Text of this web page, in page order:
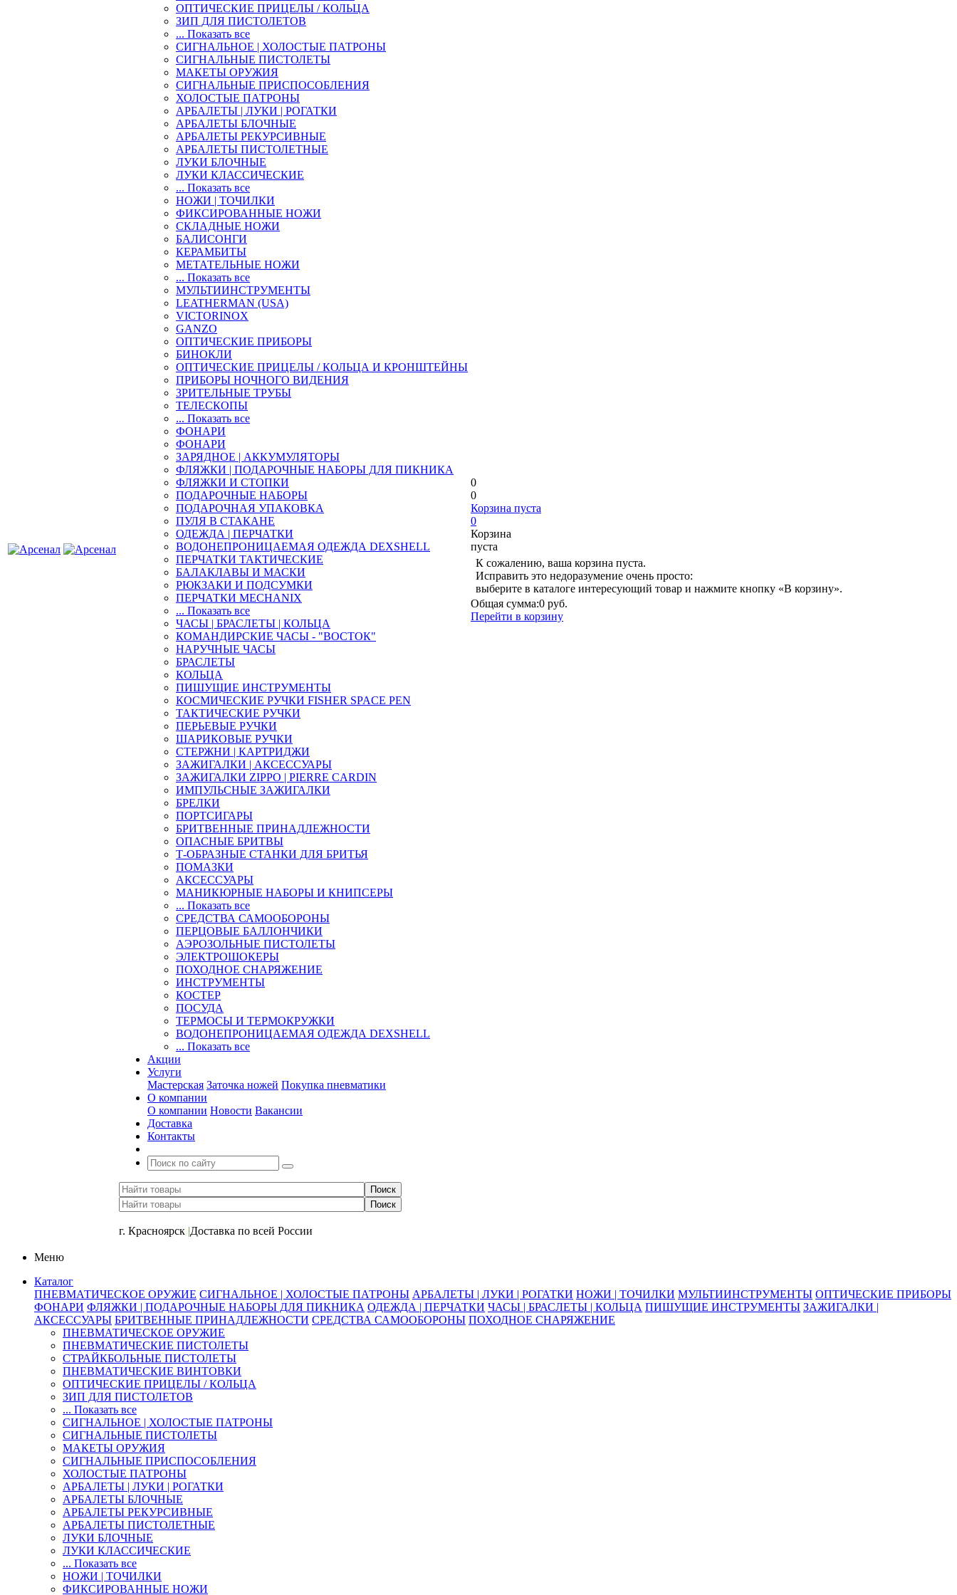
ОПТИЧЕСКИЕ ПРИЦЕЛЫ / КОЛЬЦА
ЗИП ДЛЯ ПИСТОЛЕТОВ
... Показать все
СИГНАЛЬНОЕ | ХОЛОСТЫЕ ПАТРОНЫ
СИГНАЛЬНЫЕ ПИСТОЛЕТЫ
МАКЕТЫ ОРУЖИЯ
СИГНАЛЬНЫЕ ПРИСПОСОБЛЕНИЯ
ХОЛОСТЫЕ ПАТРОНЫ
АРБАЛЕТЫ | ЛУКИ | РОГАТКИ
АРБАЛЕТЫ БЛОЧНЫЕ
АРБАЛЕТЫ РЕКУРСИВНЫЕ
АРБАЛЕТЫ ПИСТОЛЕТНЫЕ
ЛУКИ БЛОЧНЫЕ
ЛУКИ КЛАССИЧЕСКИЕ
... Показать все
НОЖИ | ТОЧИЛКИ
ФИКСИРОВАННЫЕ НОЖИ
СКЛАДНЫЕ НОЖИ
БАЛИСОНГИ
КЕРАМБИТЫ
МЕТАТЕЛЬНЫЕ НОЖИ
... Показать все
МУЛЬТИИНСТРУМЕНТЫ
LEATHERMAN (USA)
VICTORINOX
GANZO
ОПТИЧЕСКИЕ ПРИБОРЫ
БИНОКЛИ
ОПТИЧЕСКИЕ ПРИЦЕЛЫ / КОЛЬЦА И КРОНШТЕЙНЫ
ПРИБОРЫ НОЧНОГО ВИДЕНИЯ
ЗРИТЕЛЬНЫЕ ТРУБЫ
ТЕЛЕСКОПЫ
... Показать все
ФОНАРИ
ФОНАРИ
ЗАРЯДНОЕ | АККУМУЛЯТОРЫ
ФЛЯЖКИ | ПОДАРОЧНЫЕ НАБОРЫ ДЛЯ ПИКНИКА
ФЛЯЖКИ И СТОПКИ
ПОДАРОЧНЫЕ НАБОРЫ
ПОДАРОЧНАЯ УПАКОВКА
ПУЛЯ В СТАКАНЕ
ОДЕЖДА | ПЕРЧАТКИ
ВОДОНЕПРОНИЦАЕМАЯ ОДЕЖДА DEXSHELL
ПЕРЧАТКИ ТАКТИЧЕСКИЕ
БАЛАКЛАВЫ И МАСКИ
РЮКЗАКИ И ПОДСУМКИ
ПЕРЧАТКИ MECHANIX
... Показать все
ЧАСЫ | БРАСЛЕТЫ | КОЛЬЦА
КОМАНДИРСКИЕ ЧАСЫ - "ВОСТОК"
НАРУЧНЫЕ ЧАСЫ
БРАСЛЕТЫ
КОЛЬЦА
ПИШУЩИЕ ИНСТРУМЕНТЫ
КОСМИЧЕСКИЕ РУЧКИ FISHER SPACE PEN
ТАКТИЧЕСКИЕ РУЧКИ
ПЕРЬЕВЫЕ РУЧКИ
ШАРИКОВЫЕ РУЧКИ
СТЕРЖНИ | КАРТРИДЖИ
ЗАЖИГАЛКИ | АКСЕССУАРЫ
ЗАЖИГАЛКИ ZIPPO | PIERRE CARDIN
ИМПУЛЬСНЫЕ ЗАЖИГАЛКИ
БРЕЛКИ
ПОРТСИГАРЫ
БРИТВЕННЫЕ ПРИНАДЛЕЖНОСТИ
ОПАСНЫЕ БРИТВЫ
Т-ОБРАЗНЫЕ СТАНКИ ДЛЯ БРИТЬЯ
ПОМАЗКИ
АКСЕССУАРЫ
МАНИКЮРНЫЕ НАБОРЫ И КНИПСЕРЫ
... Показать все
СРЕДСТВА САМООБОРОНЫ
ПЕРЦОВЫЕ БАЛЛОНЧИКИ
АЭРОЗОЛЬНЫЕ ПИСТОЛЕТЫ
ЭЛЕКТРОШОКЕРЫ
ПОХОДНОЕ СНАРЯЖЕНИЕ
ИНСТРУМЕНТЫ
КОСТЕР
ПОСУДА
ТЕРМОСЫ И ТЕРМОКРУЖКИ
ВОДОНЕПРОНИЦАЕМАЯ ОДЕЖДА DEXSHELL
... Показать все
Акции
Услуги
Мастерская Заточка ножей Покупка пневматики
О компании
О компании Новости Вакансии
Доставка
Контакты
г. Красноярск |Доставка по всей России
0
0
Корзина пуста
0
Корзина
пуста
К сожалению, ваша корзина пуста.
Исправить это недоразумение очень просто:
выберите в каталоге интересующий товар и нажмите кнопку «В корзину».
Общая сумма:0 руб.
Перейти в корзину
Меню
Каталог
ПНЕВМАТИЧЕСКОЕ ОРУЖИЕ СИГНАЛЬНОЕ | ХОЛОСТЫЕ ПАТРОНЫ АРБАЛЕТЫ | ЛУКИ | РОГАТКИ НОЖИ | ТОЧИЛКИ МУЛЬТИИНСТРУМЕНТЫ ОПТИЧЕСКИЕ ПРИБОРЫ
ФОНАРИ ФЛЯЖКИ | ПОДАРОЧНЫЕ НАБОРЫ ДЛЯ ПИКНИКА ОДЕЖДА | ПЕРЧАТКИ ЧАСЫ | БРАСЛЕТЫ | КОЛЬЦА ПИШУЩИЕ ИНСТРУМЕНТЫ ЗАЖИГАЛКИ |
АКСЕССУАРЫ БРИТВЕННЫЕ ПРИНАДЛЕЖНОСТИ СРЕДСТВА САМООБОРОНЫ ПОХОДНОЕ СНАРЯЖЕНИЕ
ПНЕВМАТИЧЕСКОЕ ОРУЖИЕ
ПНЕВМАТИЧЕСКИЕ ПИСТОЛЕТЫ
СТРАЙКБОЛЬНЫЕ ПИСТОЛЕТЫ
ПНЕВМАТИЧЕСКИЕ ВИНТОВКИ
ОПТИЧЕСКИЕ ПРИЦЕЛЫ / КОЛЬЦА
ЗИП ДЛЯ ПИСТОЛЕТОВ
... Показать все
СИГНАЛЬНОЕ | ХОЛОСТЫЕ ПАТРОНЫ
СИГНАЛЬНЫЕ ПИСТОЛЕТЫ
МАКЕТЫ ОРУЖИЯ
СИГНАЛЬНЫЕ ПРИСПОСОБЛЕНИЯ
ХОЛОСТЫЕ ПАТРОНЫ
АРБАЛЕТЫ | ЛУКИ | РОГАТКИ
АРБАЛЕТЫ БЛОЧНЫЕ
АРБАЛЕТЫ РЕКУРСИВНЫЕ
АРБАЛЕТЫ ПИСТОЛЕТНЫЕ
ЛУКИ БЛОЧНЫЕ
ЛУКИ КЛАССИЧЕСКИЕ
... Показать все
НОЖИ | ТОЧИЛКИ
ФИКСИРОВАННЫЕ НОЖИ